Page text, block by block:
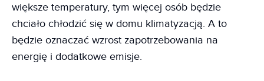
większe temperatury, tym więcej osób będzie
chciało chłodzić się w domu klimatyzacją. A to
będzie oznaczać wzrost zapotrzebowania na
energię i dodatkowe emisje.